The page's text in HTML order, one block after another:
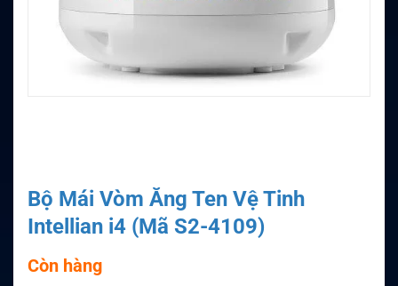
Bộ Mái Vòm Ăng Ten Vệ Tinh
Intellian i4 (Mã S2-4109)
Còn hàng